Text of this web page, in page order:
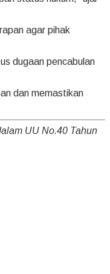
agar pihak
dugaan pencabulan
dan memastikan
UU No.40 Tahun